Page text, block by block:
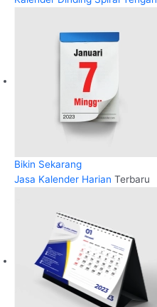
Bikin Sekarang
Jasa Kalender Harian Terbaru